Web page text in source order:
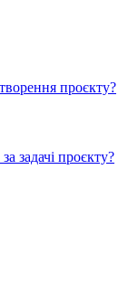
проєкту?
задачі проєкту?